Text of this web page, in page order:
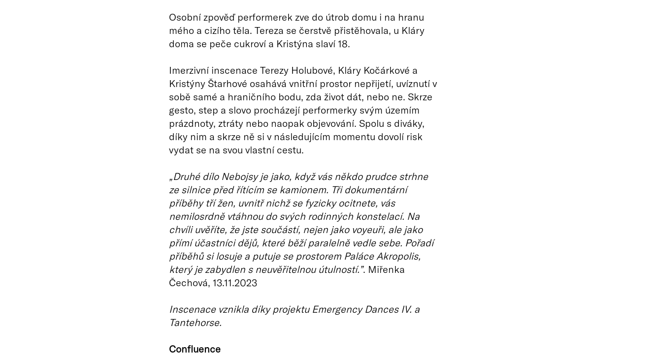
Osobní zpověď performerek zve do útrob domu i na hranu
mého a cizího těla. Tereza se čerstvě přistěhovala, u Kláry
doma se peče cukroví a Kristýna slaví 18.
Imerzivní inscenace Terezy Holubové, Kláry Kočárkové a
Kristýny Štarhové osahává vnitřní prostor nepřijetí, uvíznutí v
sobě samé a hraničního bodu, zda život dát, nebo ne. Skrze
gesto, step a slovo procházejí performerky svým územím
prázdnoty, ztráty nebo naopak objevování. Spolu s diváky,
díky nim a skrze ně si v následujícím momentu dovolí risk
vydat se na svou vlastní cestu.
„Druhé dílo Nebojsy je jako, když vás někdo prudce strhne
ze silnice před řítícím se kamionem. Tři dokumentární
příběhy tří žen, uvnitř nichž se fyzicky ocitnete, vás
nemilosrdně vtáhnou do svých rodinných konstelací. Na
chvíli uvěříte, že jste součástí, nejen jako voyeuři, ale jako
přímí účastníci dějů, které běží paralelně vedle sebe. Pořadí
příběhů si losuje a putuje se prostorem Paláce Akropolis,
který je zabydlen s neuvěřitelnou útulností.”. Miřenka
Čechová, 13.11.2023
Inscenace vznikla díky projektu Emergency Dances IV. a
Tantehorse.
Confluence